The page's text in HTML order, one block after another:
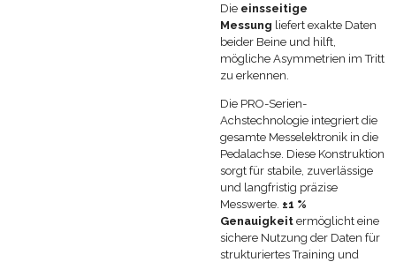
Die einsseitige
Messung liefert exakte Daten
beider Beine und hilft,
mögliche Asymmetrien im Tritt
zu erkennen.
Die PRO-Serien-
Achstechnologie integriert die
gesamte Messelektronik in die
Pedalachse. Diese Konstruktion
sorgt für stabile, zuverlässige
und langfristig präzise
Messwerte. ±1 %
Genauigkeit ermöglicht eine
sichere Nutzung der Daten für
strukturiertes Training und